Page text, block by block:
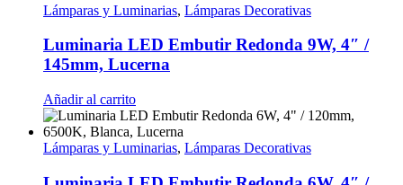
Lámparas y Luminarias, Lámparas Decorativas
Luminaria LED Embutir Redonda 9W, 4″ /
145mm, Lucerna
Añadir al carrito
Lámparas y Luminarias, Lámparas Decorativas